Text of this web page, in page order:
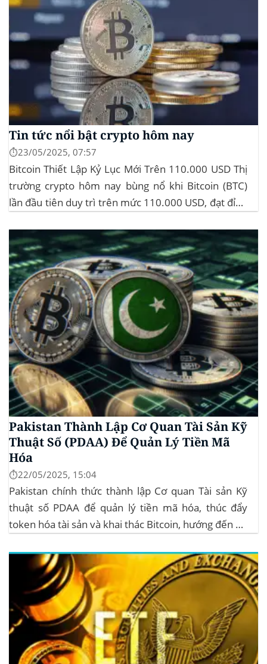
Tin tức nổi bật crypto hôm nay
⏱️23/05/2025, 07:57
Bitcoin Thiết Lập Kỷ Lục Mới Trên 110.000 USD Thị
trường crypto hôm nay bùng nổ khi Bitcoin (BTC)
lần đầu tiên duy trì trên mức 110.000 USD, đạt đỉnh
mức giá cao nhất từ trước đến nay của...
Pakistan Thành Lập Cơ Quan Tài Sản Kỹ
Thuật Số (PDAA) Để Quản Lý Tiền Mã
Hóa
⏱️22/05/2025, 15:04
Pakistan chính thức thành lập Cơ quan Tài sản Kỹ
thuật số PDAA để quản lý tiền mã hóa, thúc đẩy
token hóa tài sản và khai thác Bitcoin, hướng đến hệ
Hóa Mới tại Pakistan Chính phủ Pakistan...